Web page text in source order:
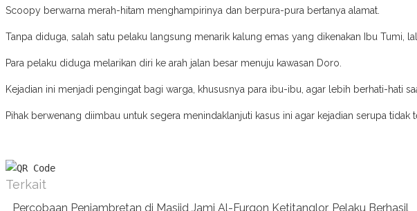
Scoopy berwarna merah-hitam menghampirinya dan berpura-pura bertanya alamat.
Tanpa diduga, salah satu pelaku langsung menarik kalung emas yang dikenakan Ibu Tumi,
Para pelaku diduga melarikan diri ke arah jalan besar menuju kawasan Doro.
Kejadian ini menjadi pengingat bagi warga, khususnya para ibu-ibu, agar lebih berhati-hati
Pihak berwenang diimbau untuk segera menindaklanjuti kasus ini agar kejadian serupa tidak
Terkait
Percobaan Penjambretan di Masjid Jami Al-Furqon Ketitanglor, Pelaku Berhasil